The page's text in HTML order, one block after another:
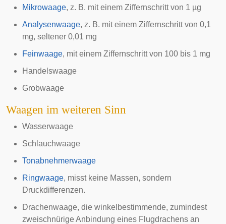
Mikrowaage, z. B. mit einem Ziffernschritt von 1 µg
Analysenwaage, z. B. mit einem Ziffernschritt von 0,1
mg, seltener 0,01 mg
Feinwaage, mit einem Ziffernschritt von 100 bis 1 mg
Handelswaage
Grobwaage
Waagen im weiteren Sinn
Wasserwaage
Schlauchwaage
Tonabnehmerwaage
Ringwaage, misst keine Massen, sondern
Druckdifferenzen.
Drachenwaage, die winkelbestimmende, zumindest
zweischnürige Anbindung eines Flugdrachens an